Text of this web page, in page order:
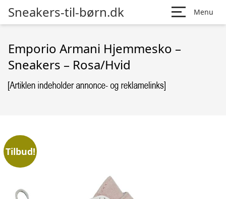
Sneakers-til-børn.dk Menu
Emporio Armani Hjemmesko –
Sneakers – Rosa/Hvid
Tilbud!